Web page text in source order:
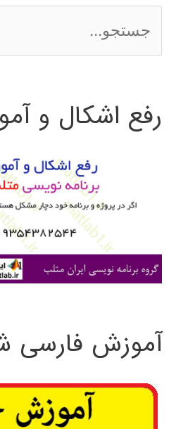
س
ج
ی
رفع اشکال و
آموزش فارسی